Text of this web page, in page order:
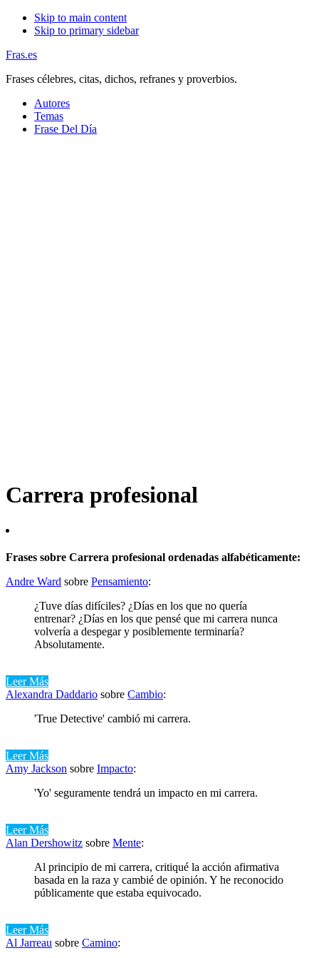
Skip to main content
Skip to primary sidebar
Fras.es
Frases célebres, citas, dichos, refranes y proverbios.
Autores
Temas
Frase Del Día
Carrera profesional
Frases sobre Carrera profesional ordenadas alfabéticamente:
Andre Ward sobre Pensamiento:
¿Tuve días difíciles? ¿Días en los que no quería
entrenar? ¿Días en los que pensé que mi carrera nunca
volvería a despegar y posiblemente terminaría?
Absolutamente.
Leer Más
Alexandra Daddario sobre Cambio:
'True Detective' cambió mi carrera.
Leer Más
Amy Jackson sobre Impacto:
'Yo' seguramente tendrá un impacto en mi carrera.
Leer Más
Alan Dershowitz sobre Mente:
Al principio de mi carrera, critiqué la acción afirmativa
basada en la raza y cambié de opinión. Y he reconocido
públicamente que estaba equivocado.
Leer Más
Al Jarreau sobre Camino: